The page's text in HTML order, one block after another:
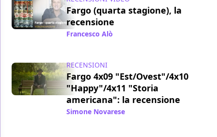
Fargo (quarta stagione), la
recensione
Francesco Alò
RECENSIONI
Fargo 4x09 "Est/Ovest"/4x10
"Happy"/4x11 "Storia
americana": la recensione
Simone Novarese